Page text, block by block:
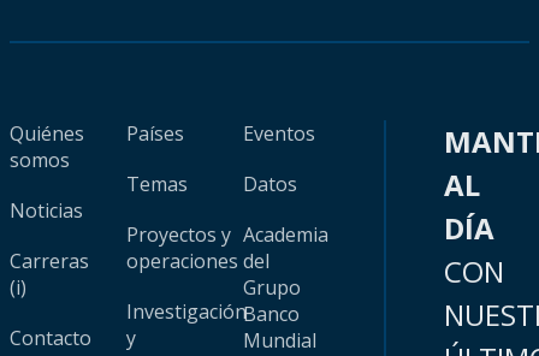
Quiénes
somos
Noticias
Carreras
(i)
Contacto
Países
Temas
Proyectos y
operaciones
Investigación
y
Eventos
Datos
Academia
del
Grupo
Banco
Mundial
AL
DÍA
CON